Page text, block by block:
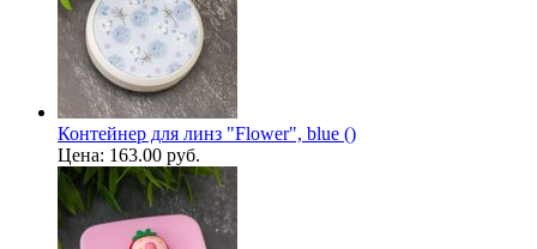
Контейнер для линз "Flower", blue ()
Цена: 163.00 руб.